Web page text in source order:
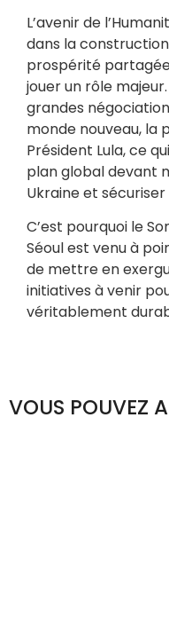
L’avenir de
dans la
prospérité
jouer un rôle
grandes
monde nouveau, la
Président Lula, ce
plan global devant
Ukraine et sécuriser
C’est pourquoi le
Séoul est venu à
de mettre en
initiatives à venir
véritablement
VOUS POUVEZ